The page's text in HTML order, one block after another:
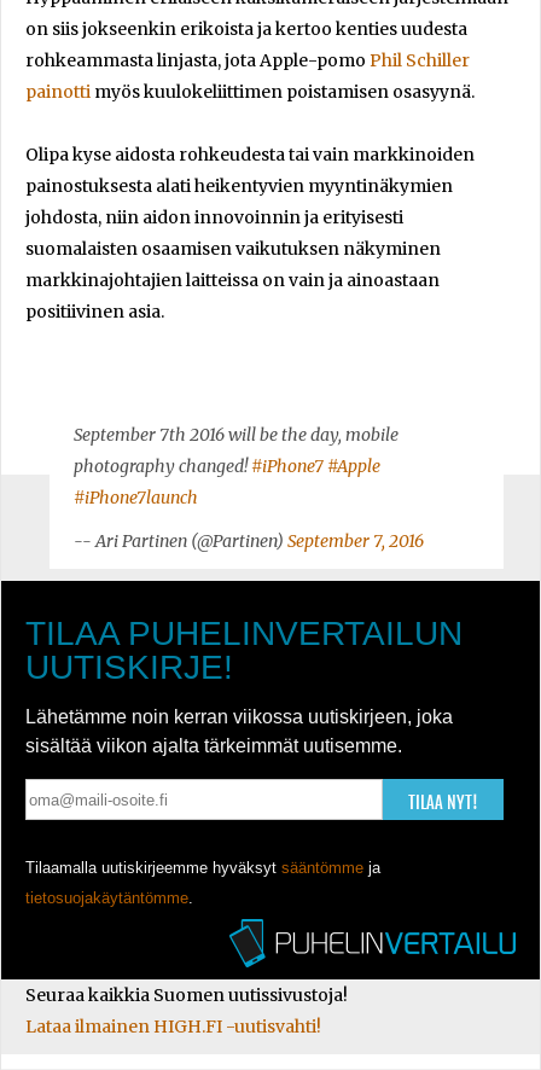
on siis jokseenkin erikoista ja kertoo kenties uudesta
rohkeammasta linjasta, jota Apple-pomo Phil Schiller
painotti myös kuulokeliittimen poistamisen osasyynä.
Olipa kyse aidosta rohkeudesta tai vain markkinoiden
painostuksesta alati heikentyvien myyntinäkymien
johdosta, niin aidon innovoinnin ja erityisesti
suomalaisten osaamisen vaikutuksen näkyminen
markkinajohtajien laitteissa on vain ja ainoastaan
positiivinen asia.
September 7th 2016 will be the day, mobile
photography changed!#iPhone7#Apple
#iPhone7launch
-- Ari Partinen (@Partinen) September 7, 2016
TILAA PUHELINVERTAILUN
UUTISKIRJE!
Lähetämme noin kerran viikossa uutiskirjeen, joka
sisältää viikon ajalta tärkeimmät uutisemme.
TILAA NYT!
Tilaamalla uutiskirjeemme hyväksyt sääntömme ja
tietosuojakäytäntömme.
Seuraa kaikkia Suomen uutissivustoja!
Lataa ilmainen HIGH.FI -uutisvahti!